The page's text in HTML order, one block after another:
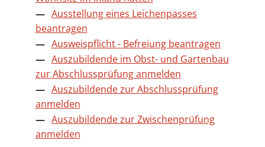
Ausstellung eines Leichenpasses
beantragen
Ausweispflicht - Befreiung beantragen
Auszubildende im Obst- und Gartenbau
zur Abschlussprüfung anmelden
Auszubildende zur Abschlussprüfung
anmelden
Auszubildende zur Zwischenprüfung
anmelden